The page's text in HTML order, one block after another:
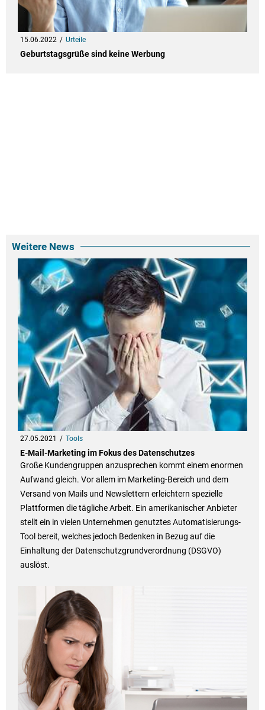
15.06.2022 Urteile
Geburtstagsgrüße sind keine Werbung
Weitere News
27.05.2021 Tools
E-Mail-Marketing im Fokus des Datenschutzes
Große Kundengruppen anzusprechen kommt einem enormen
Aufwand gleich. Vor allem im Marketing-Bereich und dem
Versand von Mails und Newslettern erleichtern spezielle
Plattformen die tägliche Arbeit. Ein amerikanischer Anbieter
stellt ein in vielen Unternehmen genutztes Automatisierungs-
Tool bereit, welches jedoch Bedenken in Bezug auf die
Einhaltung der Datenschutzgrundverordnung (DSGVO)
auslöst.